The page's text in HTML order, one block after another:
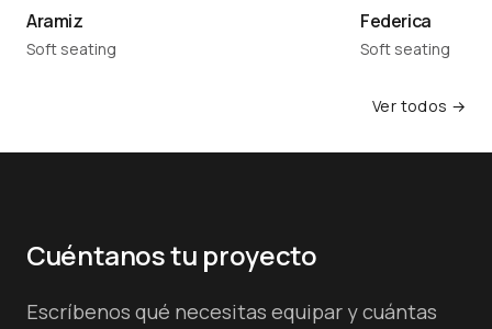
Aramiz
Soft seating
Federica
Soft seating
Ver todos →
Cuéntanos tu proyecto
Escríbenos qué necesitas equipar y cuántas